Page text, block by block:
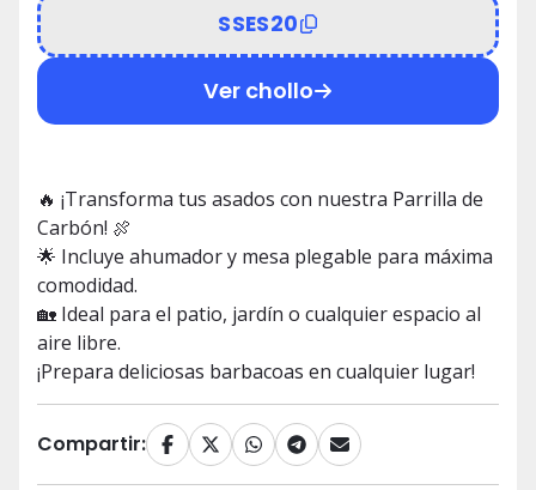
SSES20
Ver chollo
🔥 ¡Transforma tus asados con nuestra Parrilla de
Carbón! 🍖
🌟 Incluye ahumador y mesa plegable para máxima
comodidad.
🏡 Ideal para el patio, jardín o cualquier espacio al
aire libre.
¡Prepara deliciosas barbacoas en cualquier lugar!
Compartir: